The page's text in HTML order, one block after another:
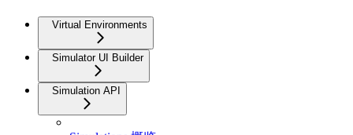
Virtual Environments
Simulator UI Builder
Simulation API